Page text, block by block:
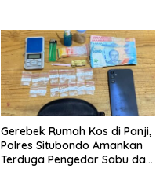
Gerebek Rumah Kos di Panji,
Polres Situbondo Amankan
Terduga Pengedar Sabu dan